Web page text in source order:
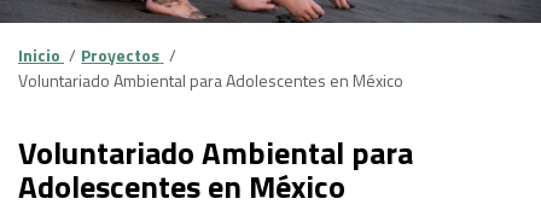
Inicio
Proyectos
Voluntariado Ambiental para Adolescentes en México
Voluntariado Ambiental para
Adolescentes en México